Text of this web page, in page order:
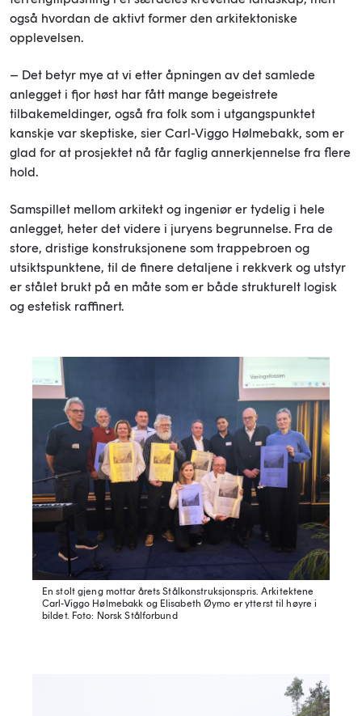
også hvordan de aktivt former den arkitektoniske
opplevelsen.
– Det betyr mye at vi etter åpningen av det samlede
anlegget i fjor høst har fått mange begeistrete
tilbakemeldinger, også fra folk som i utgangspunktet
kanskje var skeptiske, sier Carl-Viggo Hølmebakk, som er
glad for at prosjektet nå får faglig annerkjennelse fra flere
hold.
Samspillet mellom arkitekt og ingeniør er tydelig i hele
anlegget, heter det videre i juryens begrunnelse. Fra de
store, dristige konstruksjonene som trappebroen og
utsiktspunktene, til de finere detaljene i rekkverk og utstyr
er stålet brukt på en måte som er både strukturelt logisk
og estetisk raffinert.
En stolt gjeng mottar årets Stålkonstruksjonspris. Arkitektene
Carl-Viggo Hølmebakk og Elisabeth Øymo er ytterst til høyre i
bildet. Foto: Norsk Stålforbund